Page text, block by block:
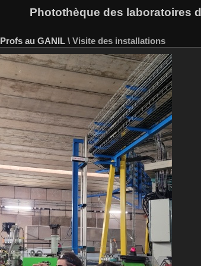
Photothèque des laboratoires
Profs au GANIL \ Visite des installations